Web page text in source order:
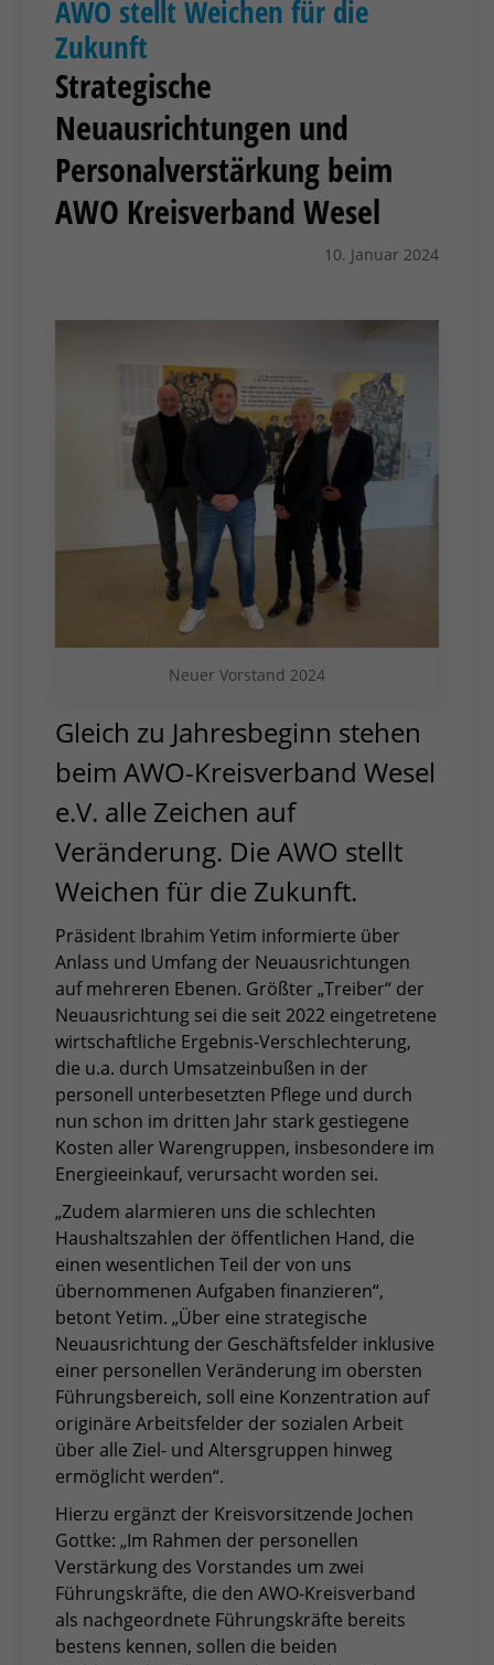
AWO stellt Weichen für die
Zukunft
Strategische
Neuausrichtungen und
Personalverstärkung beim
AWO Kreisverband Wesel
10. Januar 2024
Neuer Vorstand 2024
Gleich zu Jahresbeginn stehen
beim AWO-Kreisverband Wesel
e.V. alle Zeichen auf
Veränderung. Die AWO stellt
Weichen für die Zukunft.
Präsident Ibrahim Yetim informierte über
Anlass und Umfang der Neuausrichtungen
auf mehreren Ebenen. Größter „Treiber“ der
Neuausrichtung sei die seit 2022 eingetretene
wirtschaftliche Ergebnis-Verschlechterung,
die u.a. durch Umsatzeinbußen in der
personell unterbesetzten Pflege und durch
nun schon im dritten Jahr stark gestiegene
Kosten aller Warengruppen, insbesondere im
Energieeinkauf, verursacht worden sei.
„Zudem alarmieren uns die schlechten
Haushaltszahlen der öffentlichen Hand, die
einen wesentlichen Teil der von uns
übernommenen Aufgaben finanzieren“,
betont Yetim. „Über eine strategische
Neuausrichtung der Geschäftsfelder inklusive
einer personellen Veränderung im obersten
Führungsbereich, soll eine Konzentration auf
originäre Arbeitsfelder der sozialen Arbeit
über alle Ziel- und Altersgruppen hinweg
ermöglicht werden“.
Hierzu ergänzt der Kreisvorsitzende Jochen
Gottke: „Im Rahmen der personellen
Verstärkung des Vorstandes um zwei
Führungskräfte, die den AWO-Kreisverband
als nachgeordnete Führungskräfte bereits
bestens kennen, sollen die beiden